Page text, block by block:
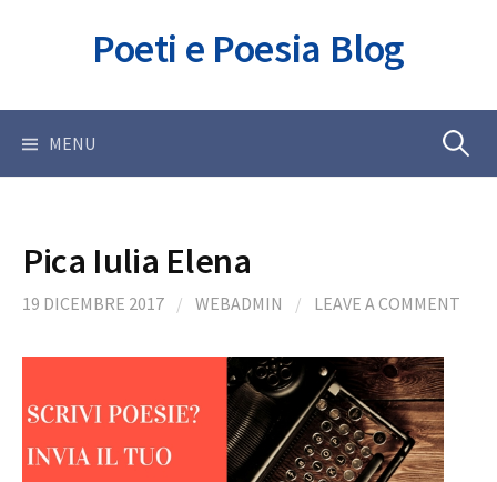
Poeti e Poesia Blog
MENU Ricerca
Pica Iulia Elena
19 DICEMBRE 2017 / WEBADMIN / LEAVE A COMMENT